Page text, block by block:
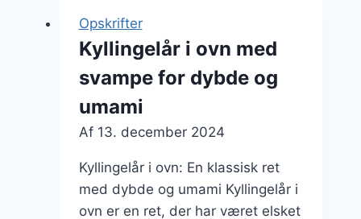
grøntsager
og
Opskrifter
Kyllingelår i ovn med
svampe for dybde og
umami
Af 13. december 2024
Kyllingelår i ovn: En klassisk ret
med dybde og umami Kyllingelår i
ovn er en ret, der har været elsket